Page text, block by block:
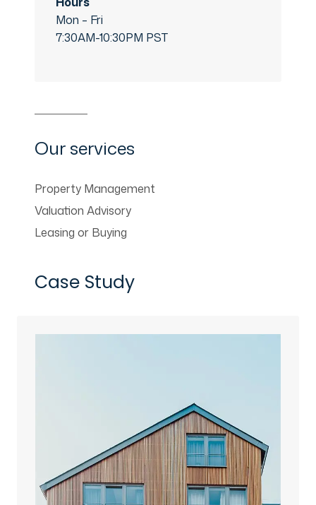
Mon – Fri
7:30AM-10:30PM PST
Our services
Property Management
Valuation Advisory
Leasing or Buying
Case Study